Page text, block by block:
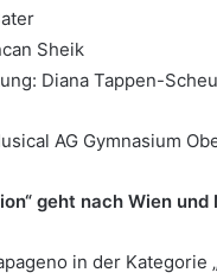
Sheik
Diana Tappen-
AG Gymnasium
geht nach Wien und
in der